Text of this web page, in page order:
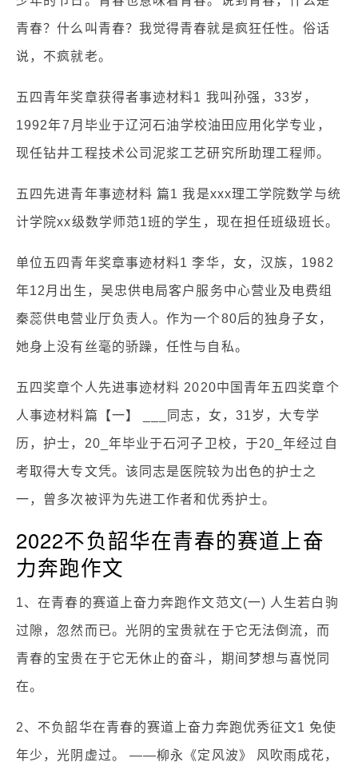
青春？什么叫青春？我觉得青春就是疯狂任性。俗话
说，不疯就老。
五四青年奖章获得者事迹材料1 我叫孙强，33岁，
1992年7月毕业于辽河石油学校油田应用化学专业，
现任钻井工程技术公司泥浆工艺研究所助理工程师。
五四先进青年事迹材料 篇1 我是xxx理工学院数学与统
计学院xx级数学师范1班的学生，现在担任班级班长。
单位五四青年奖章事迹材料1 李华，女，汉族，1982
年12月出生，吴忠供电局客户服务中心营业及电费组
秦蕊供电营业厅负责人。作为一个80后的独身子女，
她身上没有丝毫的骄躁，任性与自私。
五四奖章个人先进事迹材料 2020中国青年五四奖章个
人事迹材料篇【一】 ___同志，女，31岁，大专学
历，护士，20_年毕业于石河子卫校，于20_年经过自
考取得大专文凭。该同志是医院较为出色的护士之
一，曾多次被评为先进工作者和优秀护士。
2022不负韶华在青春的赛道上奋
力奔跑作文
1、在青春的赛道上奋力奔跑作文范文(一) 人生若白驹
过隙，忽然而已。光阴的宝贵就在于它无法倒流，而
青春的宝贵在于它无休止的奋斗，期间梦想与喜悦同
在。
2、不负韶华在青春的赛道上奋力奔跑优秀征文1 免使
年少，光阴虚过。 ——柳永《定风波》 风吹雨成花，